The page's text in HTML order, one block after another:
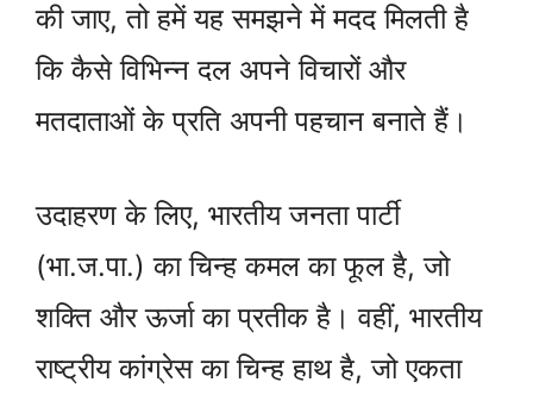
की जाए, तो हमें यह समझने में मदद मिलती है
कि कैसे विभिन्न दल अपने विचारों और
मतदाताओं के प्रति अपनी पहचान बनाते हैं।
उदाहरण के लिए, भारतीय जनता पार्टी
(भा.ज.पा.) का चिन्ह कमल का फूल है, जो
शक्ति और ऊर्जा का प्रतीक है। वहीं, भारतीय
राष्ट्रीय कांग्रेस का चिन्ह हाथ है, जो एकता